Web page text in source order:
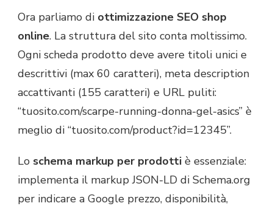
Ora parliamo di ottimizzazione SEO shop
online. La struttura del sito conta moltissimo.
Ogni scheda prodotto deve avere titoli unici e
descrittivi (max 60 caratteri), meta description
accattivanti (155 caratteri) e URL puliti:
“tuosito.com/scarpe-running-donna-gel-asics” è
meglio di “tuosito.com/product?id=12345”.
Lo schema markup per prodotti è essenziale:
implementa il markup JSON-LD di Schema.org
per indicare a Google prezzo, disponibilità,